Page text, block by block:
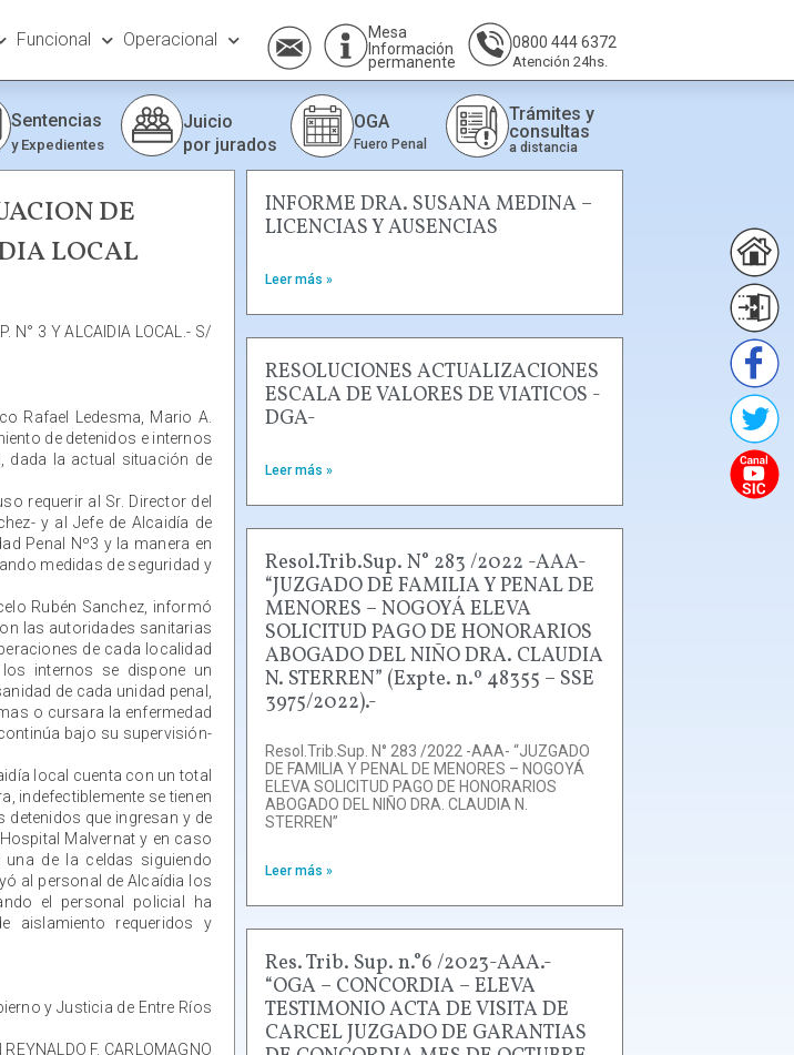
Funcional Operacional
Mesa
Información
permanente
0800 444 6372
Atención 24hs.
Sentencias
y Expedientes
Juicio
por jurados
OGA
Fuero Penal
Trámites y
consultas
a distancia
DE
LOCAL
N° 3 Y ALCAIDIA LOCAL.- S/
Rafael Ledesma, Mario A.
de detenidos e internos
dada la actual situación de
requerir al Sr. Director del
y al Jefe de Alcaidía de
Penal Nº3 y la manera en
medidas de seguridad y
Rubén Sanchez, informó
las autoridades sanitarias
de cada localidad
internos se dispone un
de cada unidad penal,
o cursara la enfermedad
bajo su supervisión-
local cuenta con un total
indefectiblemente se tienen
detenidos que ingresan y de
Malvernat y en caso
de la celdas siguiendo
al personal de Alcaídia los
el personal policial ha
aislamiento requeridos y
y Justicia de Entre Ríos
F. CARLOMAGNO
INFORME DRA. SUSANA MEDINA –
LICENCIAS Y AUSENCIAS
Leer más »
RESOLUCIONES ACTUALIZACIONES
ESCALA DE VALORES DE VIATICOS -
DGA-
Leer más »
Resol.Trib.Sup. N° 283 /2022 -AAA-
“JUZGADO DE FAMILIA Y PENAL DE
MENORES – NOGOYÁ ELEVA
SOLICITUD PAGO DE HONORARIOS
ABOGADO DEL NIÑO DRA. CLAUDIA
N. STERREN” (Expte. n.º 48355 – SSE
3975/2022).-
Resol.Trib.Sup. N° 283 /2022 -AAA- “JUZGADO
DE FAMILIA Y PENAL DE MENORES – NOGOYÁ
ELEVA SOLICITUD PAGO DE HONORARIOS
ABOGADO DEL NIÑO DRA. CLAUDIA N.
STERREN”
Leer más »
Res. Trib. Sup. n.°6 /2023-AAA.-
“OGA – CONCORDIA – ELEVA
TESTIMONIO ACTA DE VISITA DE
CARCEL JUZGADO DE GARANTIAS